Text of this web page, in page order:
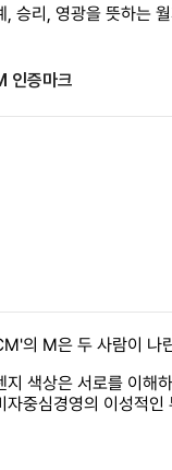
, 승리, 영광을 뜻하는
인증마크
의 M은 두 사람이 나
지 색상은 서로를 이해
자중심경영의 이성적인